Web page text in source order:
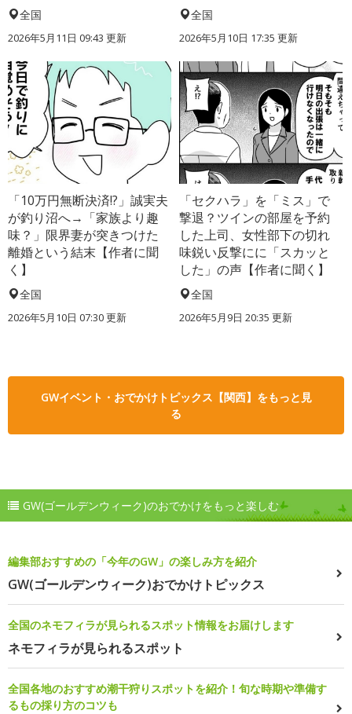
全国
2026年5月11日 09:43 更新
全国
2026年5月10日 17:35 更新
「10万円無断決済!?」誠実夫
が釣り沼へ→「家族より趣
味？」限界妻が突きつけた
離婚という結末【作者に聞
く】
全国
2026年5月10日 07:30 更新
「セクハラ」を「ミス」で
撃退？ツインの部屋を予約
した上司、女性部下の切れ
味鋭い反撃にに「スカッと
した」の声【作者に聞く】
全国
2026年5月9日 20:35 更新
GWイベント・おでかけトピックス【関西】をもっと見
る
GW(ゴールデンウィーク)のおでかけをもっと楽しむ
編集部おすすめの「今年のGW」の楽しみ方を紹介
GW(ゴールデンウィーク)おでかけトピックス
全国のネモフィラが見られるスポット情報をお届けします
ネモフィラが見られるスポット
全国各地のおすすめ潮干狩りスポットを紹介！旬な時期や準備す
るもの採り方のコツも